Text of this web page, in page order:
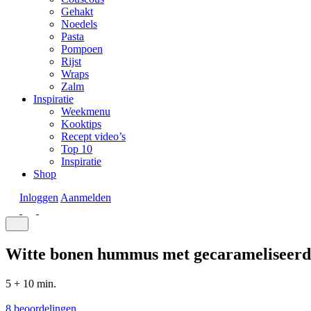
Gehakt
Noedels
Pasta
Pompoen
Rijst
Wraps
Zalm
Inspiratie
Weekmenu
Kooktips
Recept video’s
Top 10
Inspiratie
Shop
Inloggen Aanmelden
Witte bonen hummus met
5 + 10 min.
8 beoordelingen